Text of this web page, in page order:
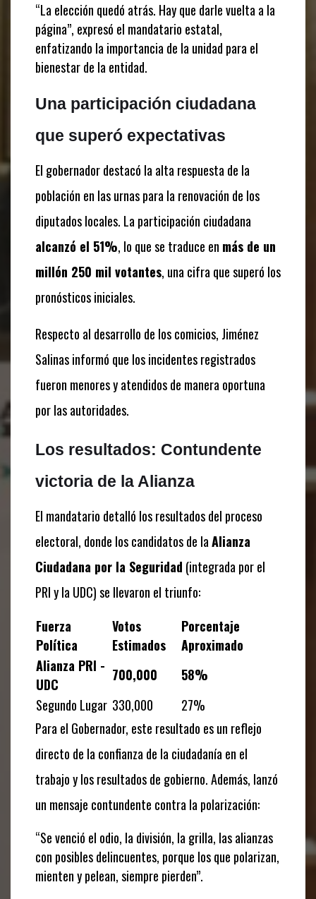
“La elección quedó atrás. Hay que darle vuelta a la
página”, expresó el mandatario estatal,
enfatizando la importancia de la unidad para el
bienestar de la entidad.
Una participación ciudadana
que superó expectativas
El gobernador destacó la alta respuesta de la
población en las urnas para la renovación de los
diputados locales. La participación ciudadana
alcanzó el 51%, lo que se traduce en más de un
millón 250 mil votantes, una cifra que superó los
pronósticos iniciales.
Respecto al desarrollo de los comicios, Jiménez
Salinas informó que los incidentes registrados
fueron menores y atendidos de manera oportuna
por las autoridades.
Los resultados: Contundente
victoria de la Alianza
El mandatario detalló los resultados del proceso
electoral, donde los candidatos de laAlianza
Ciudadana por la Seguridad (integrada por el
PRI y la UDC) se llevaron el triunfo:
Fuerza
Política
Votos
Estimados
Porcentaje
Aproximado
Alianza PRI -
UDC
700,000
58%
Segundo Lugar 330,000
27%
Para el Gobernador, este resultado es un reflejo
directo de la confianza de la ciudadanía en el
trabajo y los resultados de gobierno. Además, lanzó
un mensaje contundente contra la polarización:
“Se venció el odio, la división, la grilla, las alianzas
con posibles delincuentes, porque los que polarizan,
mienten y pelean, siempre pierden”.